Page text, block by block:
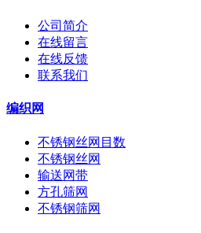
公司简介
在线留言
在线反馈
联系我们
编织网
不锈钢丝网目数
不锈钢丝网
输送网带
方孔筛网
不锈钢筛网